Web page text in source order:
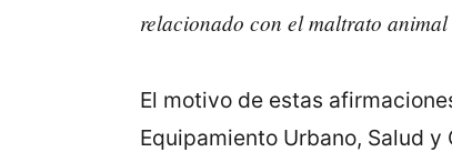
relacionado con el maltrato
El motivo de estas
Equipamiento Urbano, Salud